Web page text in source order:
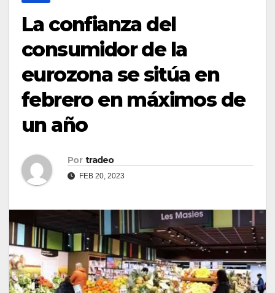
La confianza del
consumidor de la
eurozona se sitúa en
febrero en máximos de
un año
Por tradeo
FEB 20, 2023